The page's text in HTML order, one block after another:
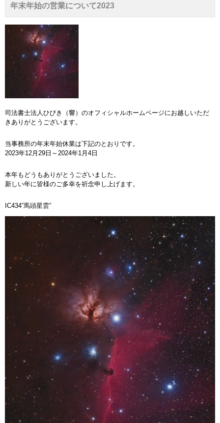
年末年始の営業について2023
司法書士法人ひびき（響）のオフィシャルホームページにお越しいただ
きありがとうございます。
当事務所の年末年始休業は下記のとおりです。
2023年12月29日～2024年1月4日
本年もどうもありがとうございました。
新しい年に皆様のご多幸を祈念申し上げます。
IC434”馬頭星雲”